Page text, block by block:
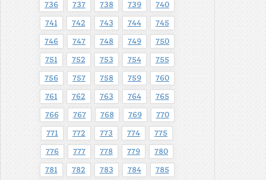
736 737 738 739 740
741 742 743 744 745
746 747 748 749 750
751 752 753 754 755
756 757 758 759 760
761 762 763 764 765
766 767 768 769 770
771 772 773 774 775
776 777 778 779 780
781 782 783 784 785